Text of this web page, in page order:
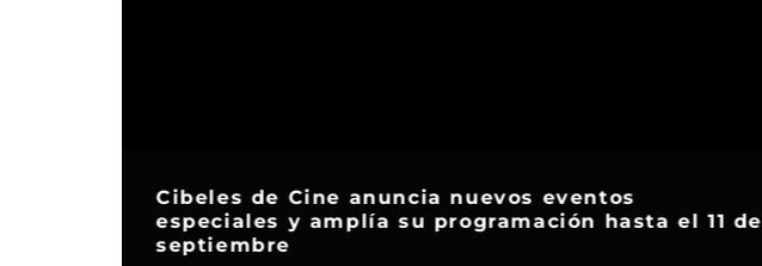
Cibeles de Cine anuncia nuevos eventos
especiales y amplía su programación hasta el 11 de
septiembre